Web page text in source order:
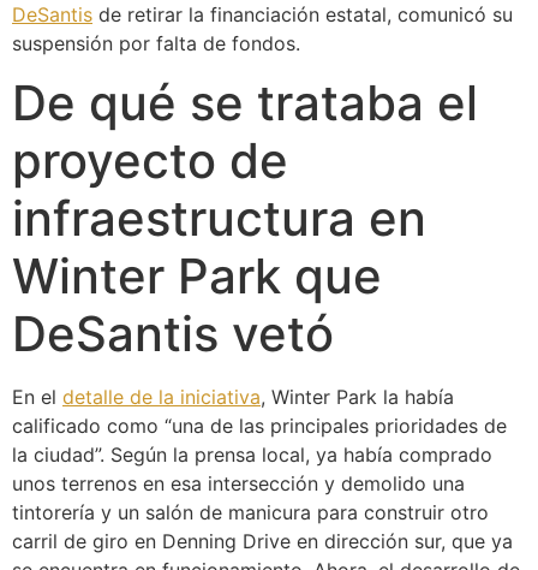
DeSantis de retirar la financiación estatal, comunicó su
suspensión por falta de fondos.
De qué se trataba el
proyecto de
infraestructura en
Winter Park que
DeSantis vetó
En el detalle de la iniciativa, Winter Park la había
calificado como “una de las principales prioridades de
la ciudad”. Según la prensa local, ya había comprado
unos terrenos en esa intersección y demolido una
tintorería y un salón de manicura para construir otro
carril de giro en Denning Drive en dirección sur, que ya